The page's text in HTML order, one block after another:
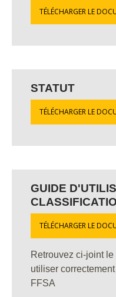
TÉLÉCHARGER LE
STATUT
TÉLÉCHARGER LE
GUIDE
TÉLÉCHARGER LE
Retrouvez ci-joint
utiliser
FFSA